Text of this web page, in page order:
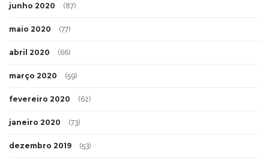
junho 2020 (87)
maio 2020 (77)
abril 2020 (66)
março 2020 (59)
fevereiro 2020 (62)
janeiro 2020 (73)
dezembro 2019 (53)